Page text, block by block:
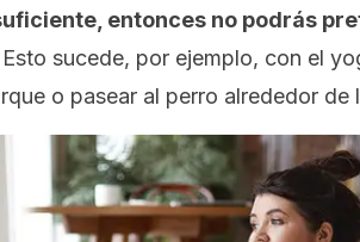
entonces no podrás
sucede, por ejemplo, con el
o pasear al perro alrededor de